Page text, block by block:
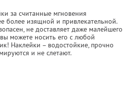
за считанные мгновения
более изящной и привлекательной.
не доставляет даже малейшего
можете носить его с любой
Наклейки – водостойкие, прочно
и не слетают.